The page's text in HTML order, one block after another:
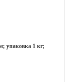
упаковка 1 кг;